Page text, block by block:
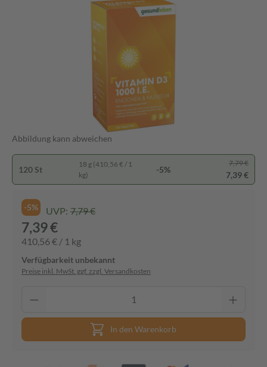
Abbildung kann abweichen
120 St
18 g (410,56 € / 1
kg)
-5%
7,79 €
7,39 €
-5% UVP: 7,79 €
7,39 €
410,56 € / 1 kg
Verfügbarkeit unbekannt
Preise inkl. MwSt. ggf. zzgl. Versandkosten
In den Warenkorb